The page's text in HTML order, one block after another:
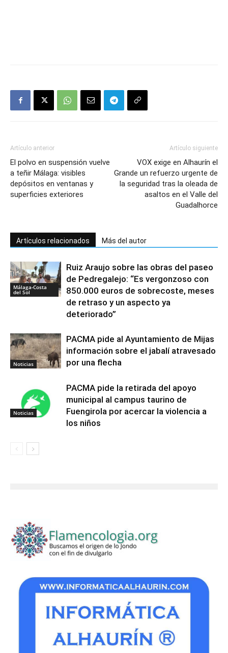
Artículo anterior
El polvo en suspensión vuelve
a teñir Málaga: visibles
depósitos en ventanas y
superficies exteriores
Artículo siguiente
VOX exige en Alhaurín el
Grande un refuerzo urgente de
la seguridad tras la oleada de
asaltos en el Valle del
Guadalhorce
Artículos relacionados Más del autor
Málaga-Costa
del Sol
Ruiz Araujo sobre las obras del paseo
de Pedregalejo: “Es vergonzoso con
850.000 euros de sobrecoste, meses
de retraso y un aspecto ya
deteriorado”
Noticias
PACMA pide al Ayuntamiento de Mijas
información sobre el jabalí atravesado
por una flecha
Noticias
PACMA pide la retirada del apoyo
municipal al campus taurino de
Fuengirola por acercar la violencia a
los niños